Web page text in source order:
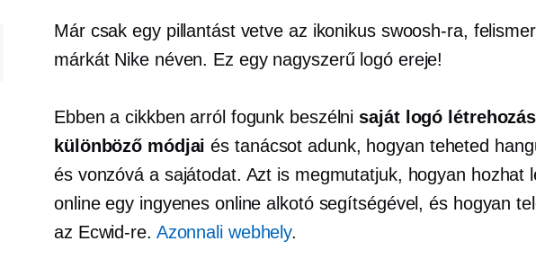
Már csak egy pillantást vetve az ikonikus swoosh-ra,
márkát Nike néven. Ez egy nagyszerű logó ereje!
Ebben a cikkben arról fogunk beszélnisaját logó
különböző módjai és tanácsot adunk, hogyan teheted
és vonzóvá a sajátodat. Azt is megmutatjuk, hogyan hozhat
online egy ingyenes online alkotó segítségével, és hogyan
az Ecwid-re. Azonnali webhely.